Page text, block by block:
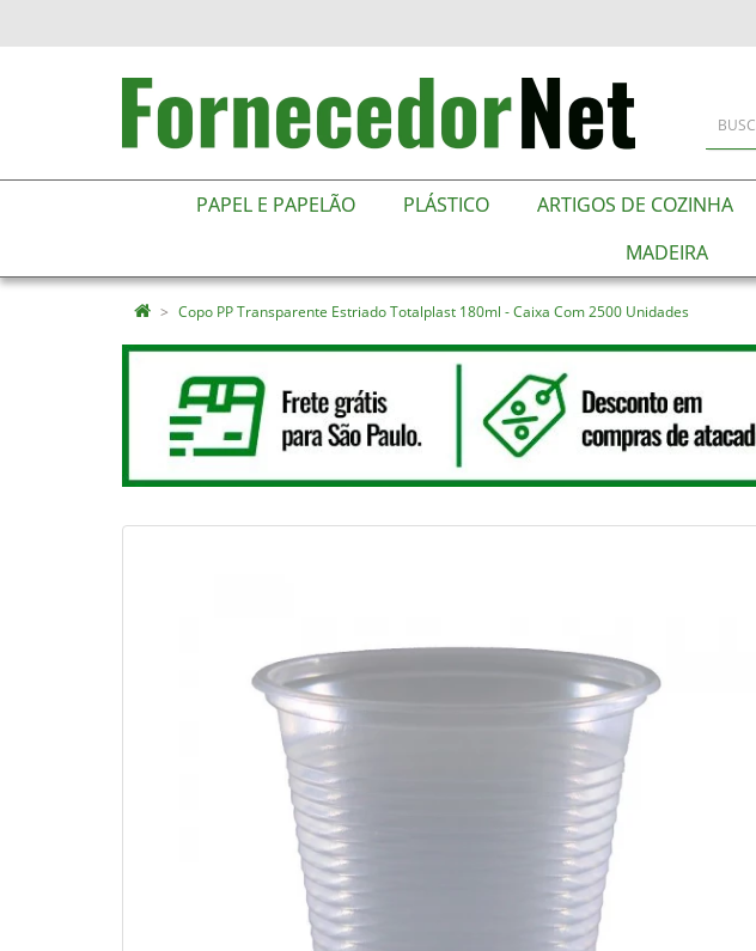
PAPEL E PAPELÃO PLÁSTICO ARTIGOS DE COZINHA
MADEIRA
Copo PP Transparente Estriado Totalplast 180ml - Caixa Com 2500 Unidades